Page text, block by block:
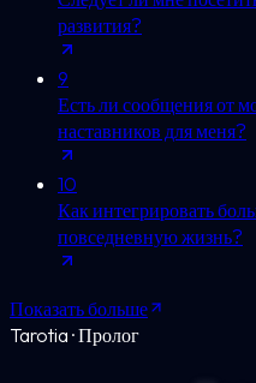
развития?
9
Есть ли сообщения от
наставников для меня?
10
Как интегрировать
повседневную жизнь?
Показать больше
Tarotia · Пролог